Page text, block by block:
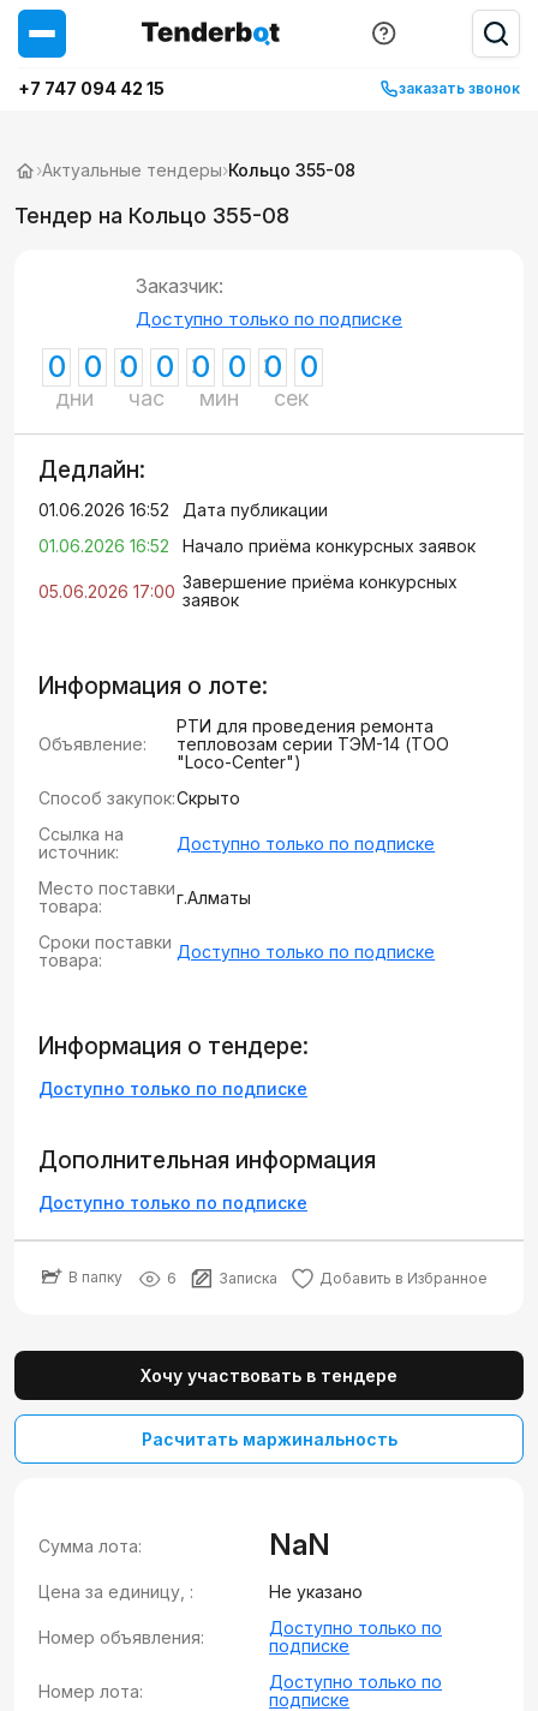
+7 747 094 42 15 заказать звонок
›Актуальные тендеры›Кольцо 355-08
Тендер на Кольцо 355-08
Заказчик:
Доступно только по подписке
0 0
дни
0 0
час
0 0
мин
0 0
сек
Дедлайн:
01.06.2026 16:52
Дата публикации
01.06.2026 16:52
Начало приёма конкурсных заявок
05.06.2026 17:00 Завершение приёма конкурсных
заявок
Информация о лоте:
Объявление:
РТИ для проведения ремонта
тепловозам серии ТЭМ-14 (ТОО
"Loco-Center")
Способ закупок:Скрыто
Ссылка на
источник:
Доступно только по подписке
Место поставки
товара:
г.Алматы
Сроки поставки
товара:
Доступно только по подписке
Информация о тендере:
Доступно только по подписке
Дополнительная информация
Доступно только по подписке
В папку 6 Записка Добавить в Избранное
Хочу участвовать в тендере
Расчитать маржинальность
Сумма лота: NaN
Цена за единицу, : Не указано
Номер объявления:
Доступно только по
подписке
Номер лота:
Доступно только по
подписке